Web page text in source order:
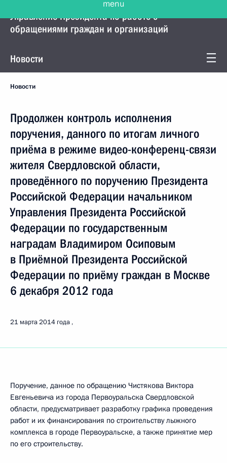
Управление Президента по работе с
обращениями граждан и организаций
Новости
Новости
Продолжен контроль исполнения
поручения, данного по итогам личного
приёма в режиме видео-конференц-связи
жителя Свердловской области,
проведённого по поручению Президента
Российской Федерации начальником
Управления Президента Российской
Федерации по государственным
наградам Владимиром Осиповым
в Приёмной Президента Российской
Федерации по приёму граждан в Москве
6 декабря 2012 года
21 марта 2014 года
Поручение, данное по обращению Чистякова Виктора
Евгеньевича из города Первоуральска Свердловской
области, предусматривает разработку графика проведения
работ и их финансирования по строительству лыжного
комплекса в городе Первоуральске, а также принятие мер
по его строительству.